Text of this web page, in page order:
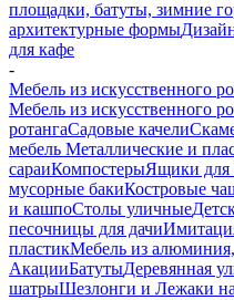
площадки, батуты, зимние
архитектурные формы
для кафе
-
Мебель из искусственного
Мебель из искусственного
ротангаСадовые качели
мебель Металлические и
сараиКомпостерыЯщики для
мусорные бакиКостровые
и кашпоСтолы уличные
песочницы для дачи
пластикМебель из
АкацииБатутыДеревянная
шатрыШезлонги и Лежаки на